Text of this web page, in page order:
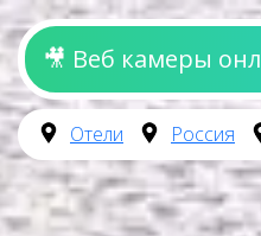
🎥 Веб камеры
Отели Россия